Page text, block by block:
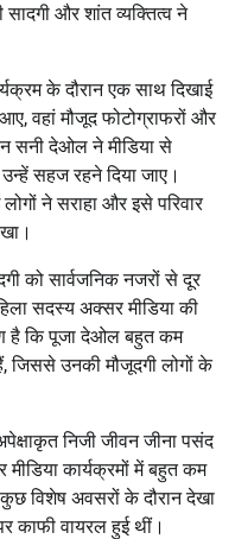
और शांत व्यक्तित्व ने
के दौरान एक साथ दिखाई
वहां मौजूद फोटोग्राफरों और
सनी देओल ने मीडिया से
सहज रहने दिया जाए।
ने सराहा और इसे परिवार
को सार्वजनिक नजरों से दूर
सदस्य अक्सर मीडिया की
है कि पूजा देओल बहुत कम
जिससे उनकी मौजूदगी लोगों के
निजी जीवन जीना पसंद
कार्यक्रमों में बहुत कम
विशेष अवसरों के दौरान देखा
काफी वायरल हुई थीं।